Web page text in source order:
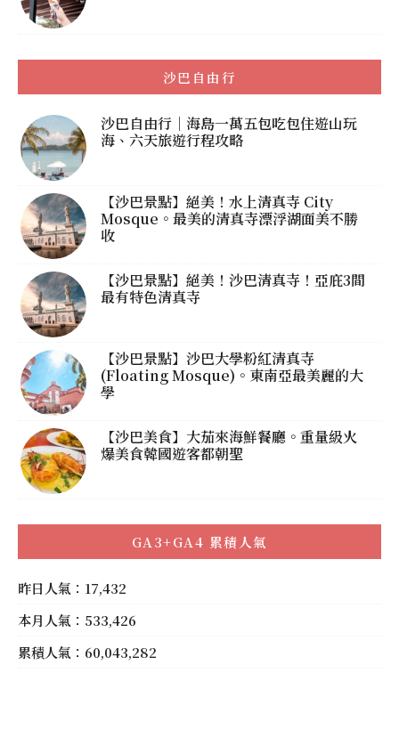
沙巴自由行
沙巴自由行｜海島一萬五包吃包住遊山玩
海、六天旅遊行程攻略
【沙巴景點】絕美！水上清真寺 City
Mosque。最美的清真寺漂浮湖面美不勝
收
【沙巴景點】絕美！沙巴清真寺！亞庇3間
最有特色清真寺
【沙巴景點】沙巴大學粉紅清真寺
(Floating Mosque)。東南亞最美麗的大
學
【沙巴美食】大茄來海鮮餐廳。重量級火
爆美食韓國遊客都朝聖
GA3+GA4 累積人氣
昨日人氣：17,432
本月人氣：533,426
累積人氣：60,043,282